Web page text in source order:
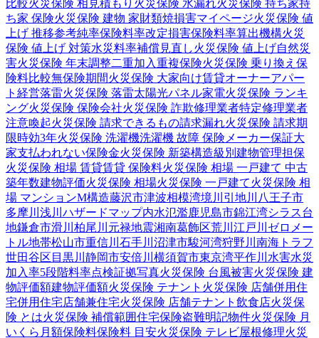
比較火災保険 相見積もり 火災保険 水漏れ火災保険 持ち家持
ち家 保険火災保険 建物 家財類焼損害マイページ火災保険 値
上げ 推移参考純率保険料率改定損害保険料率算出機構火災
保険 値上げ 対策水災料率補償見直し火災保険 値上げ自然災
害火災保険 年末調整二重加入重複保険火災保険 乗り換え 保
険料比較無保険期間火災保険 大家向け賃貸オーナーアパー
ト経営落雷火災保険 落雷太陽光パネル家電火災保険 ランキ
ング火災保険 保険会社火災保険 詐欺修理業者特定修理業者
注意喚起火災保険 請求できるもの請求漏れ火災保険 請求期
限時効3年火災保険 洗濯機洗濯機 故障 保険 メーカー保証大
家支払われない保険金火災保険 新築構造級別 建物管理担保
火災保険 相場 賃貸賃貸 保険料火災保険 相場 一戸建て 中古
築年数建物評価火災保険 相場火災保険 一戸建て火災保険 相
場 マンションM構造藤沢市津波相模湾境川 引地川
八王子市
多摩川 浅川 ハザードマップ内水氾濫鹿児島市錦江湾シラス台
地鎌倉市滑川 柏尾川 元禄地震湘南葛飾区荒川 江戸川 ゼロメー
トル地帯松山市重信川 石手川 沼津市駿河湾狩野川 南海トラフ
世田谷区 目黒川 静岡市安倍川 横須賀市東京湾平作川 水害水災
加入率5段階料率点検証拠写真火災保険 台風被害火災保険 建
物評価額建物評価額火災保険 テナント 火災保険 店舗併用住
宅併用住宅店舗兼住宅火災保険 店舗テナント 飲食店火災保
険 とは火災保険 補償範囲住宅保険盗難明記物件火災保険 月
いくら 月額保険料保険料 目安火災保険 テレビ屋根修理火災